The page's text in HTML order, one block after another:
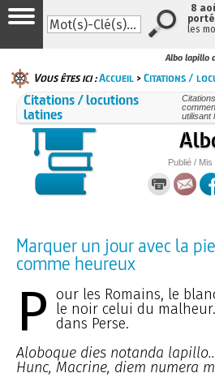
Albo lapillo
Vous êtes ici :Accueil >Citations /
Citations / locutions
latines
utilisant
Publié / Mis
Marquer un jour avec la
comme heureux
P our les Romains, le
le noir celui du
dans Perse.
Aloboque dies notanda
Hunc, Macrine, diem numera
8
les